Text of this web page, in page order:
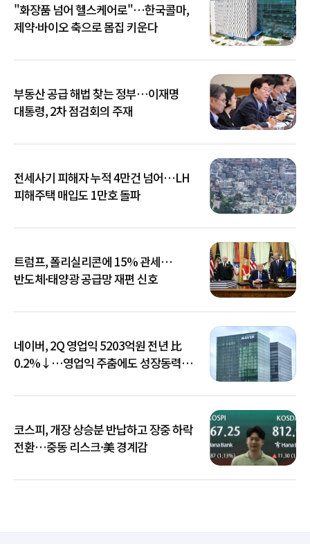
"화장품 넘어 헬스케어로"…한국콜마,
제약·바이오 축으로 몸집 키운다
부동산 공급 해법 찾는 정부…이재명
대통령, 2차 점검회의 주재
전세사기 피해자 누적 4만건 넘어…LH
피해주택 매입도 1만호 돌파
트럼프, 폴리실리콘에 15% 관세…
반도체·태양광 공급망 재편 신호
네이버, 2Q 영업익 5203억원 전년 比
0.2%↓…영업익 주춤에도 성장동력
코스피, 개장 상승분 반납하고 장중 하락
전환…중동 리스크·美 경계감